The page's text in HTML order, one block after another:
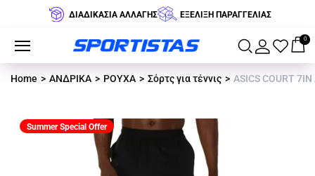
ΔΙΑΔΙΚΑΣΙΑ ΑΛΛΑΓΗΣ ΕΞΕΛΙΞΗ ΠΑΡΑΓΓΕΛΙΑΣ
0
Home ΑΝΔΡΙΚΑ ΡΟΥΧΑ Σόρτς για τέννις ASICS COURT
Summer Special Offer